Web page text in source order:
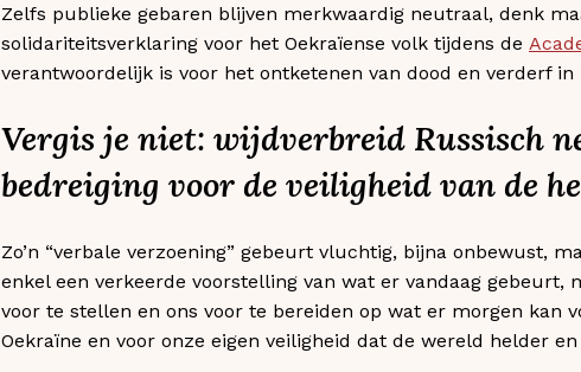
Zelfs publieke gebaren blijven merkwaardig neutraal, denk
solidariteitsverklaring voor het Oekraïense volk tijdens de
verantwoordelijk is voor het ontketenen van dood en verderf
Vergis je niet: wijdverbreid Russisch
bedreiging voor de veiligheid van de
Zo’n “verbale verzoening” gebeurt vluchtig, bijna onbewust,
enkel een verkeerde voorstelling van wat er vandaag gebeurt,
voor te stellen en ons voor te bereiden op wat er morgen kan
Oekraïne en voor onze eigen veiligheid dat de wereld helder